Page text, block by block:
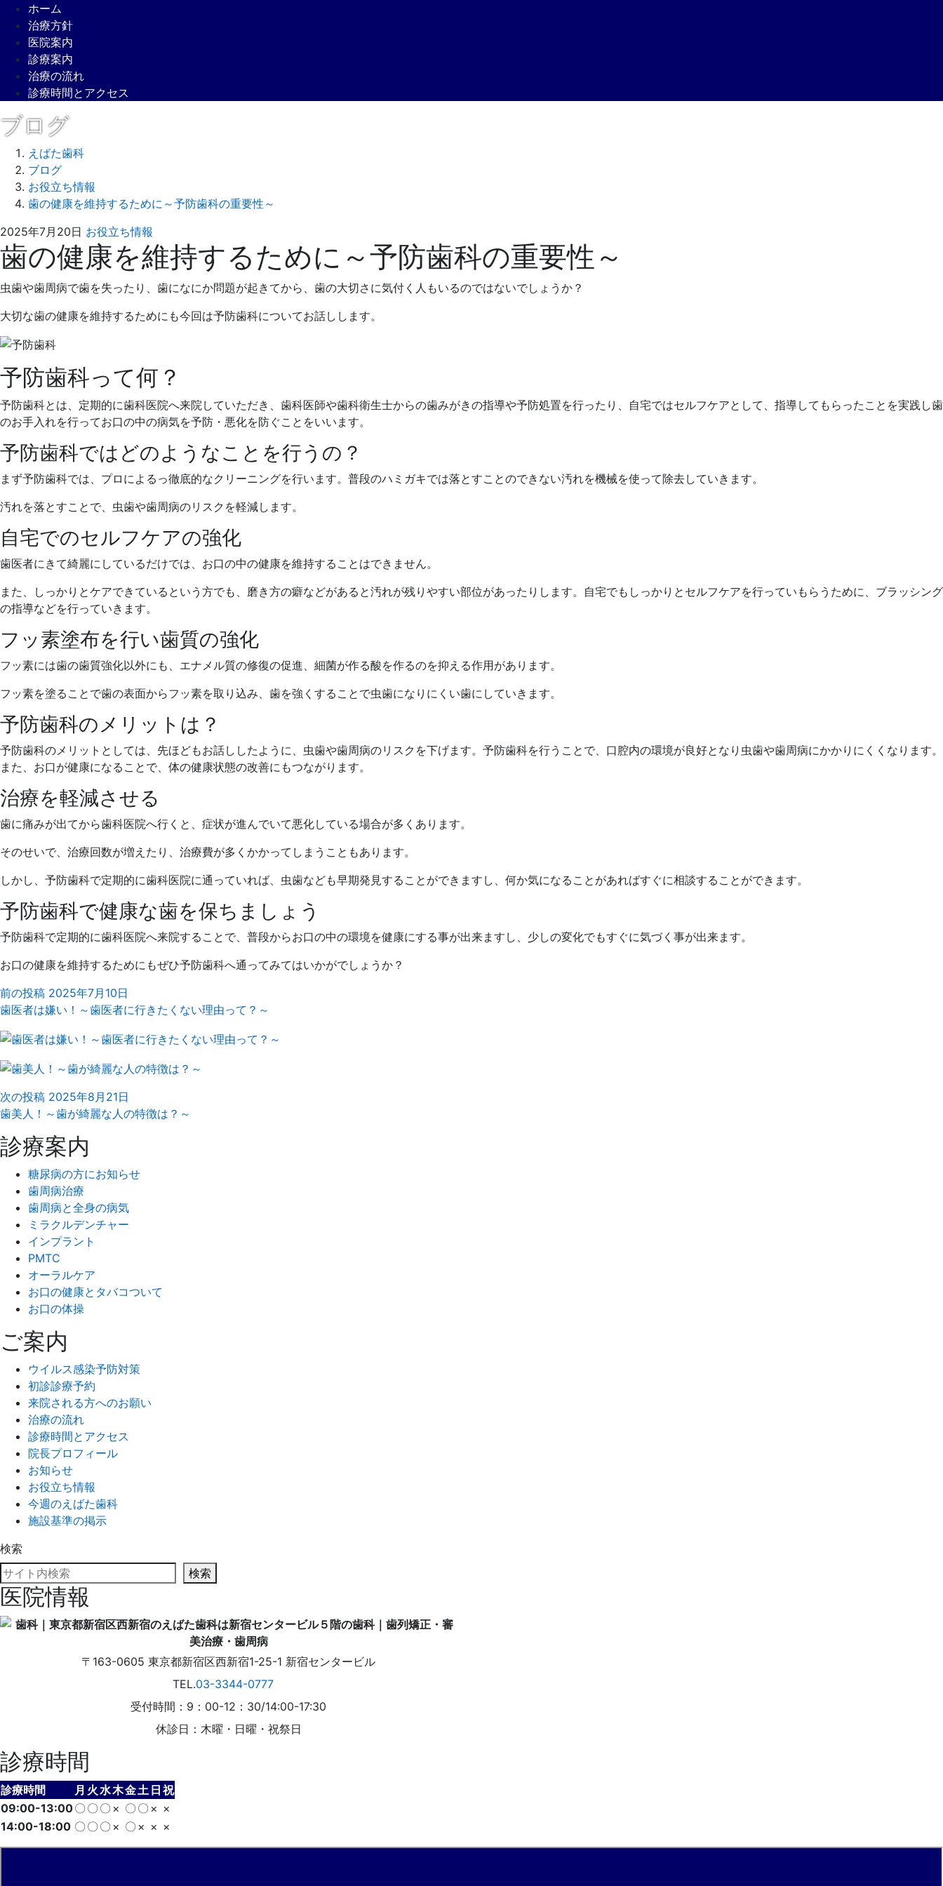
ホーム
治療方針
医院案内
診療案内
治療の流れ
診療時間とアクセス
ブログ
えばた歯科
ブログ
お役立ち情報
歯の健康を維持するために～予防歯科の重要性～
2025年7月20日 お役立ち情報
年
6
月
28
日
ば
た
歯
科
歯の健康を維持するために～予防歯科の重要性～
虫歯や歯周病で歯を失ったり、歯になにか問題が起きてから、歯の大切さに気付く人もいるのではないでしょうか？
大切な歯の健康を維持するためにも今回は予防歯科についてお話しします。
予防歯科って何？
予防歯科とは、定期的に歯科医院へ来院していただき、歯科医師や歯科衛生士からの歯みがきの指導や予防処置を行ったり、自宅ではセルフケアとして、指導してもらったことを実践し歯
のお手入れを行ってお口の中の病気を予防・悪化を防ぐことをいいます。
予防歯科ではどのようなことを行うの？
まず予防歯科では、プロによるっ徹底的なクリーニングを行います。普段のハミガキでは落とすことのできない汚れを機械を使って除去していきます。
汚れを落とすことで、虫歯や歯周病のリスクを軽減します。
自宅でのセルフケアの強化
歯医者にきて綺麗にしているだけでは、お口の中の健康を維持することはできません。
また、しっかりとケアできているという方でも、磨き方の癖などがあると汚れが残りやすい部位があったりします。自宅でもしっかりとセルフケアを行っていもらうために、ブラッシング
の指導などを行っていきます。
フッ素塗布を行い歯質の強化
フッ素には歯の歯質強化以外にも、エナメル質の修復の促進、細菌が作る酸を作るのを抑える作用があります。
フッ素を塗ることで歯の表面からフッ素を取り込み、歯を強くすることで虫歯になりにくい歯にしていきます。
予防歯科のメリットは？
予防歯科のメリットとしては、先ほどもお話ししたように、虫歯や歯周病のリスクを下げます。予防歯科を行うことで、口腔内の環境が良好となり虫歯や歯周病にかかりにくくなります。
また、お口が健康になることで、体の健康状態の改善にもつながります。
治療を軽減させる
歯に痛みが出てから歯科医院へ行くと、症状が進んでいて悪化している場合が多くあります。
そのせいで、治療回数が増えたり、治療費が多くかかってしまうこともあります。
しかし、予防歯科で定期的に歯科医院に通っていれば、虫歯なども早期発見することができますし、何か気になることがあればすぐに相談することができます。
予防歯科で健康な歯を保ちましょう
予防歯科で定期的に歯科医院へ来院することで、普段からお口の中の環境を健康にする事が出来ますし、少しの変化でもすぐに気づく事が出来ます。
お口の健康を維持するためにもぜひ予防歯科へ通ってみてはいかがでしょうか？
前の投稿 2025年7月10日
歯医者は嫌い！～歯医者に行きたくない理由って？～
次の投稿 2025年8月21日
歯美人！～歯が綺麗な人の特徴は？～
診療案内
糖尿病の方にお知らせ
歯周病治療
歯周病と全身の病気
ミラクルデンチャー
インプラント
PMTC
オーラルケア
お口の健康とタバコついて
お口の体操
ご案内
ウイルス感染予防対策
初診診療予約
来院される方へのお願い
治療の流れ
診療時間とアクセス
院長プロフィール
お知らせ
お役立ち情報
今週のえばた歯科
施設基準の掲示
検索
検索
医院情報
〒163-0605東京都新宿区西新宿1-25-1 新宿センタービル
TEL.03-3344-0777
受付時間：9：00-12：30/14:00-17:30
休診日：木曜・日曜・祝祭日
診療時間
診療時間 月 火 水木金土 日 祝
09:00-13:00〇 〇 〇 × 〇 〇 × ×
14:00-18:00 〇 〇 〇 × 〇 × × ×